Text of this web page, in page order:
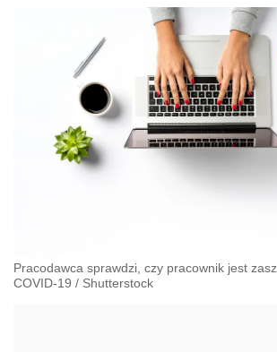
Pracodawca sprawdzi, czy pracownik jest
COVID-19 / Shutterstock